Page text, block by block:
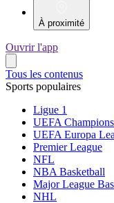
À proximité
Ouvrir l'app
Tous les contenus
Sports populaires
Ligue 1
UEFA
UEFA Europa
Premier League
NFL
NBA Basketball
Major League
NHL